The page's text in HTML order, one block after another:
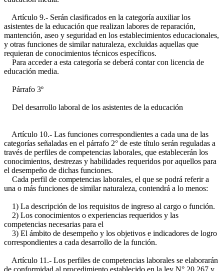
Artículo 9.- Serán clasificados en la categoría auxiliar los
asistentes de la educación que realizan labores de reparación,
mantención, aseo y seguridad en los establecimientos educacionales,
y otras funciones de similar naturaleza, excluidas aquellas que
requieran de conocimientos técnicos específicos.
Para acceder a esta categoría se deberá contar con licencia de
educación media.
Párrafo 3º
Del desarrollo laboral de los asistentes de la educación
Artículo 10.- Las funciones correspondientes a cada una de las
categorías señaladas en el párrafo 2° de este título serán reguladas a
través de perfiles de competencias laborales, que establecerán los
conocimientos, destrezas y habilidades requeridos por aquellos para
el desempeño de dichas funciones.
Cada perfil de competencias laborales, el que se podrá referir a
una o más funciones de similar naturaleza, contendrá a lo menos:
1) La descripción de los requisitos de ingreso al cargo o función.
2) Los conocimientos o experiencias requeridos y las
competencias necesarias para el
3) El ámbito de desempeño y los objetivos e indicadores de logro
correspondientes a cada desarrollo de la función.
Artículo 11.- Los perfiles de competencias laborales se elaborarán
de conformidad al procedimiento establecido en la ley N° 20.267 y